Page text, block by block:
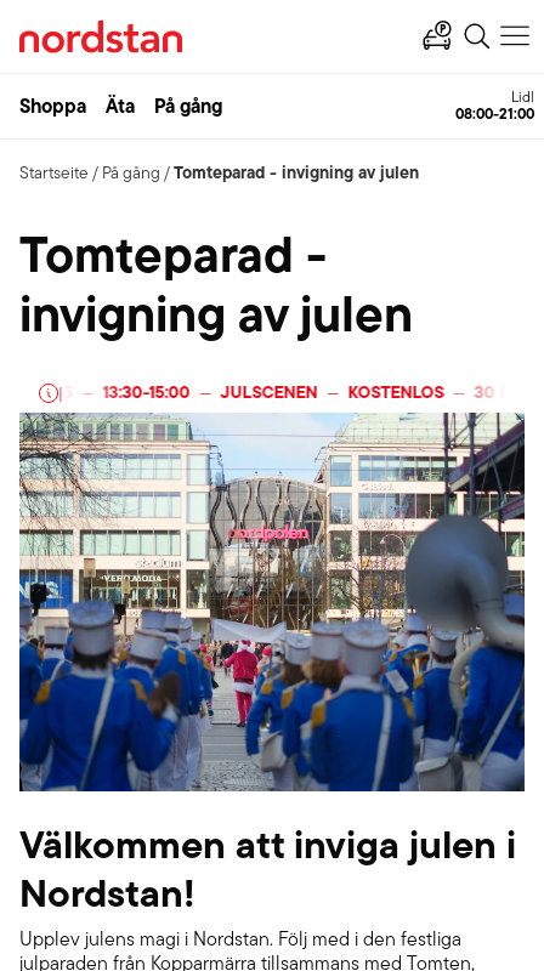
Shoppa Äta På gång Lidl
08:00-21:00
Startseite / På gång /Tomteparad - invigning av julen
Tomteparad -
invigning av julen
|
2025 — 13:30-15:00 — JULSCENEN — KOSTENLOS — 30
Välkommen att inviga julen i
Nordstan!
Upplev julens magi i Nordstan. Följ med i den festliga
julparaden från Kopparmärra tillsammans med Tomten,